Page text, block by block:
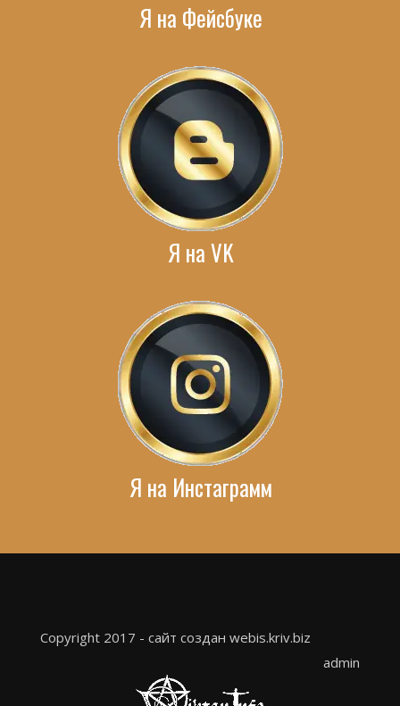
Я на Фейсбуке
Я на VK
Я на Инстаграмм
Copyright 2017 - сайт создан webis.kriv.biz
admin